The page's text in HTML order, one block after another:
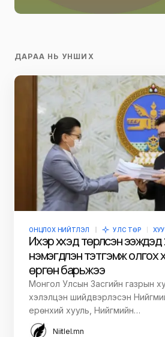
ДАРАА НЬ УНШИХ
ОНЦЛОХ НИЙТЛЭЛ УЛС ТӨР
Ихэр хүүхэд төрүүлсэн
нэмэгдүүлэн тэтгэмж
өргөн барьжээ
Монгол Улсын Засгийн газрын
хэлэлцэн шийдвэрлэсэн
ерөнхий хууль, Нийгмийн…
Niitlel.mn